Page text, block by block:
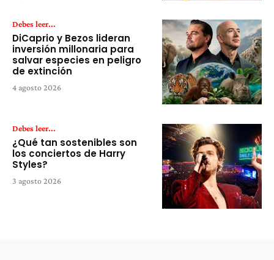
Debes leer...
DiCaprio y Bezos lideran
inversión millonaria para
salvar especies en peligro
de extinción
4 agosto 2026
Debes leer...
¿Qué tan sostenibles son
los conciertos de Harry
Styles?
3 agosto 2026